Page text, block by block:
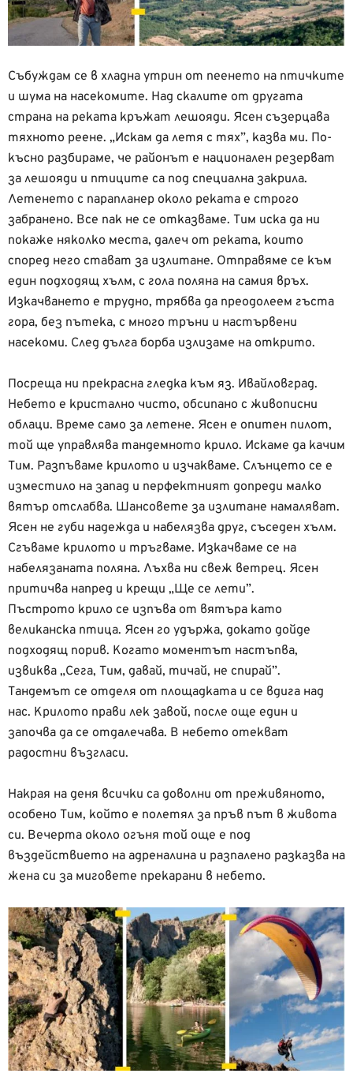
Събуждам се в хладна утрин от пеенето на птичките
и шума на насекомите. Над скалите от другата
страна на реката кръжат лешояди. Ясен съзерцава
тяхното реене. „Искам да летя с тях”, казва ми. По-
късно разбираме, че районът е национален резерват
за лешояди и птиците са под специална закрила.
Летенето с парапланер около реката е строго
забранено. Все пак не се отказваме. Тим иска да ни
покаже няколко места, далеч от реката, които
според него стават за излитане. Отправяме се към
един подходящ хълм, с гола поляна на самия връх.
Изкачването е трудно, трябва да преодолеем гъста
гора, без пътека, с много тръни и настървени
насекоми. След дълга борба излизаме на открито.
Посреща ни прекрасна гледка към яз. Ивайловград.
Небето е кристално чисто, обсипано с живописни
облаци. Време само за летене. Ясен е опитен пилот,
той ще управлява тандемното крило. Искаме да качим
Тим. Разпъваме крилото и изчакваме. Слънцето се е
изместило на запад и перфектният допреди малко
вятър отслабва. Шансовете за излитане намаляват.
Ясен не губи надежда и набелязва друг, съседен хълм.
Сгъваме крилото и тръгваме. Изкачваме се на
набелязаната поляна. Лъхва ни свеж ветрец. Ясен
притичва напред и крещи „Ще се лети”.
Пъстрото крило се изпъва от вятъра като
великанска птица. Ясен го удържа, докато дойде
подходящ порив. Когато моментът настъпва,
извиква „Сега, Тим, давай, тичай, не спирай”.
Тандемът се отделя от площадката и се вдига над
нас. Крилото прави лек завой, после още един и
започва да се отдалечава. В небето отекват
радостни възгласи.
Накрая на деня всички са доволни от преживяното,
особено Тим, който е полетял за пръв път в живота
си. Вечерта около огъня той още е под
въздействието на адреналина и разпалено разказва на
жена си за миговете прекарани в небето.